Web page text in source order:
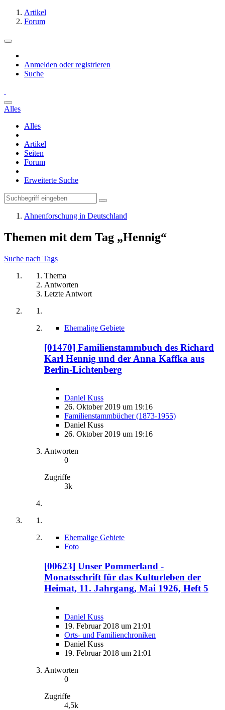
Artikel
Forum
Anmelden oder registrieren
Suche
Alles
Alles
Artikel
Seiten
Forum
Erweiterte Suche
Ahnenforschung in Deutschland
Themen mit dem Tag „Hennig“
Suche nach Tags
Thema
Antworten
Letzte Antwort
Ehemalige Gebiete
[01470] Familienstammbuch des Richard
Karl Hennig und der Anna Kaffka aus
Berlin-Lichtenberg
Daniel Kuss
26. Oktober 2019 um 19:16
Familienstammbücher (1873-1955)
Daniel Kuss
26. Oktober 2019 um 19:16
Antworten
0
Zugriffe
3k
Ehemalige Gebiete
Foto
[00623] Unser Pommerland -
Monatsschrift für das Kulturleben der
Heimat, 11. Jahrgang, Mai 1926, Heft 5
Daniel Kuss
19. Februar 2018 um 21:01
Orts- und Familienchroniken
Daniel Kuss
19. Februar 2018 um 21:01
Antworten
0
Zugriffe
4,5k